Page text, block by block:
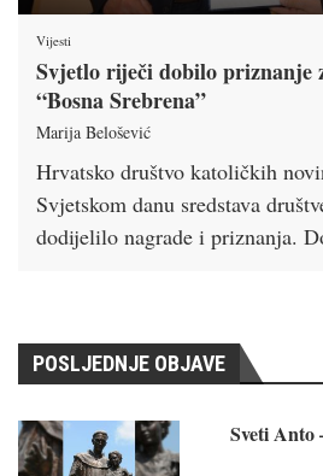
Vijesti
Svjetlo riječi dobilo priznanje
“Bosna Srebrena”
Marija Belošević
Hrvatsko društvo katoličkih
Svjetskom danu sredstava
dodijelilo nagrade i priznanja.
POSLJEDNJE OBJAVE
Sveti Anto